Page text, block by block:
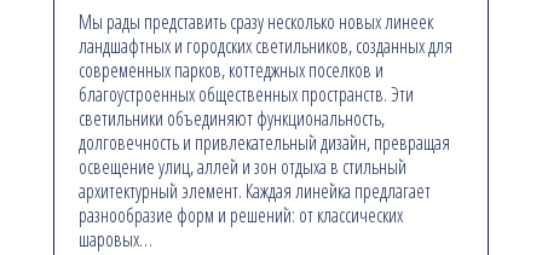
Мы рады представить сразу несколько новых линеек
ландшафтных и городских светильников, созданных для
современных парков, коттеджных поселков и
благоустроенных общественных пространств. Эти
светильники объединяют функциональность,
долговечность и привлекательный дизайн, превращая
освещение улиц, аллей и зон отдыха в стильный
архитектурный элемент. Каждая линейка предлагает
разнообразие форм и решений: от классических
шаровых…